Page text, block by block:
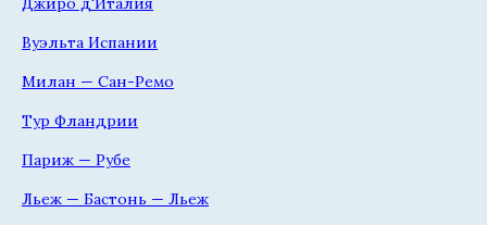
Вуэльта Испании
Милан — Сан-Ремо
Тур Фландрии
Париж — Рубе
Льеж — Бастонь — Льеж